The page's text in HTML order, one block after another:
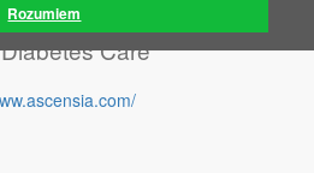
Care
Rozumiem